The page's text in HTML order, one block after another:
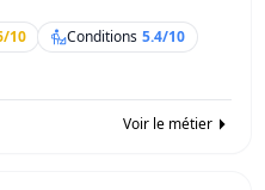
10 Conditions 5.4/10
Voir le métier